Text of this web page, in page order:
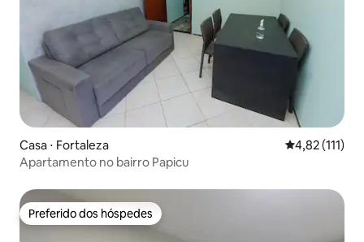
Casa ⋅ Fortaleza 4,82 de uma
4,82 (111)
Apartamento no bairro Papicu
Preferido dos hóspedes
Preferido dos hóspedes